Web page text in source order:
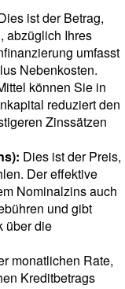
ist der Betrag,
abzüglich Ihres
umfasst
Nebenkosten.
können Sie in
reduziert den
Zinssätzen
Dies ist der Preis,
Der effektive
Nominalzins auch
und gibt
über die
monatlichen Rate,
Kreditbetrags